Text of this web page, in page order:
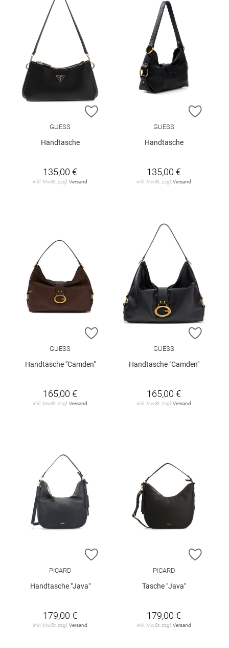
ZUR WUNSCHLISTE HINZUFÜGEN
GUESS
Handtasche
135,00 €
inkl. MwSt. zzgl. Versand
ZUR
GUESS
Handtasche
135,00 €
inkl. MwSt. zzgl. Versand
ZUR WUNSCHLISTE HINZUFÜGEN
GUESS
Handtasche "Camden"
165,00 €
inkl. MwSt. zzgl. Versand
ZUR
GUESS
Handtasche "Camden"
165,00 €
inkl. MwSt. zzgl. Versand
ZUR WUNSCHLISTE HINZUFÜGEN
PICARD
Handtasche "Java"
179,00 €
inkl. MwSt. zzgl. Versand
ZUR
PICARD
Tasche "Java"
179,00 €
inkl. MwSt. zzgl. Versand